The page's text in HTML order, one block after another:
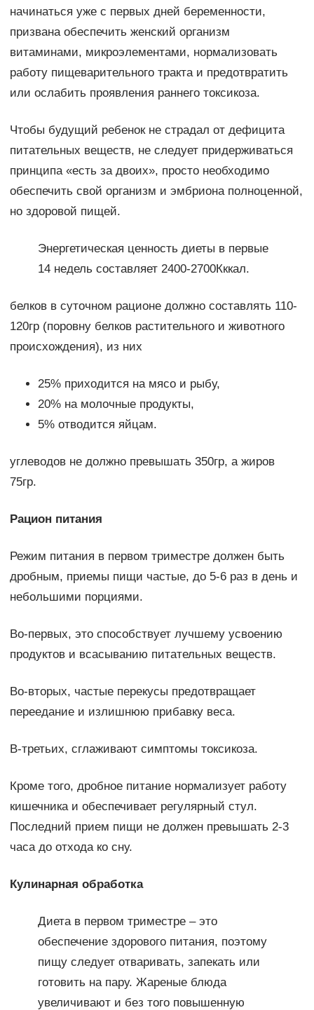
начинаться уже с первых дней беременности,
призвана обеспечить женский организм
витаминами, микроэлементами, нормализовать
работу пищеварительного тракта и предотвратить
или ослабить проявления раннего токсикоза.
Чтобы будущий ребенок не страдал от дефицита
питательных веществ, не следует придерживаться
принципа «есть за двоих», просто необходимо
обеспечить свой организм и эмбриона полноценной,
но здоровой пищей.
Энергетическая ценность диеты в первые
14 недель составляет 2400-2700Кккал.
белков в суточном рационе должно составлять 110-
120гр (поровну белков растительного и животного
происхождения), из них
25% приходится на мясо и рыбу,
20% на молочные продукты,
5% отводится яйцам.
углеводов не должно превышать 350гр, а жиров
75гр.
Рацион питания
Режим питания в первом триместре должен быть
дробным, приемы пищи частые, до 5-6 раз в день и
небольшими порциями.
Во-первых, это способствует лучшему усвоению
продуктов и всасыванию питательных веществ.
Во-вторых, частые перекусы предотвращает
переедание и излишнюю прибавку веса.
В-третьих, сглаживают симптомы токсикоза.
Кроме того, дробное питание нормализует работу
кишечника и обеспечивает регулярный стул.
Последний прием пищи не должен превышать 2-3
часа до отхода ко сну.
Кулинарная обработка
Диета в первом триместре – это
обеспечение здорового питания, поэтому
пищу следует отваривать, запекать или
готовить на пару. Жареные блюда
увеличивают и без того повышенную